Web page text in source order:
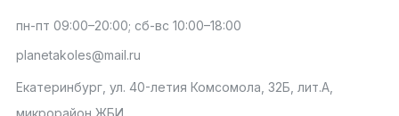
пн-пт 09:00–20:00; сб-вс 10:00–18:00
planetakoles@mail.ru
Екатеринбург, ул. 40-летия Комсомола, 32Б, лит.А,